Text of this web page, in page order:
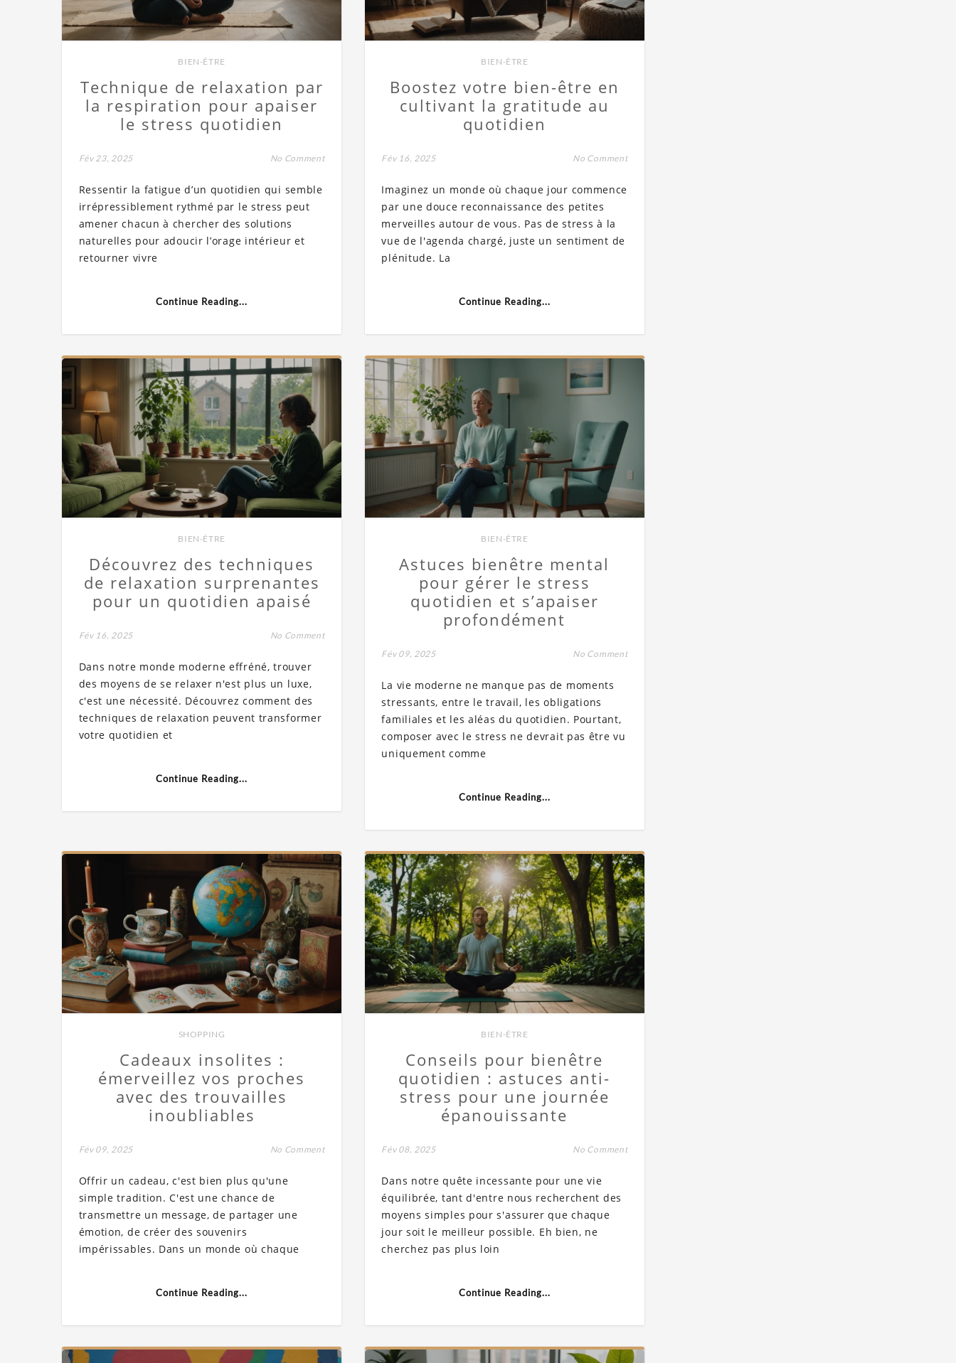
BIEN-ÊTRE
Technique de relaxation par
la respiration pour apaiser
le stress quotidien
Fév 23, 2025 No Comment
Ressentir la fatigue d’un quotidien qui semble
irrépressiblement rythmé par le stress peut
amener chacun à chercher des solutions
naturelles pour adoucir l’orage intérieur et
retourner vivre
Continue Reading...
BIEN-ÊTRE
Boostez votre bien-être en
cultivant la gratitude au
quotidien
Fév 16, 2025 No Comment
Imaginez un monde où chaque jour commence
par une douce reconnaissance des petites
merveilles autour de vous. Pas de stress à la
vue de l'agenda chargé, juste un sentiment de
plénitude. La
Continue Reading...
BIEN-ÊTRE
Découvrez des techniques
de relaxation surprenantes
pour un quotidien apaisé
Fév 16, 2025 No Comment
Dans notre monde moderne effréné, trouver
des moyens de se relaxer n'est plus un luxe,
c'est une nécessité. Découvrez comment des
techniques de relaxation peuvent transformer
votre quotidien et
Continue Reading...
BIEN-ÊTRE
Astuces bienêtre mental
pour gérer le stress
quotidien et s’apaiser
profondément
Fév 09, 2025 No Comment
La vie moderne ne manque pas de moments
stressants, entre le travail, les obligations
familiales et les aléas du quotidien. Pourtant,
composer avec le stress ne devrait pas être vu
uniquement comme
Continue Reading...
SHOPPING
Cadeaux insolites :
émerveillez vos proches
avec des trouvailles
inoubliables
Fév 09, 2025 No Comment
Offrir un cadeau, c'est bien plus qu'une
simple tradition. C'est une chance de
transmettre un message, de partager une
émotion, de créer des souvenirs
impérissables. Dans un monde où chaque
Continue Reading...
BIEN-ÊTRE
Conseils pour bienêtre
quotidien : astuces anti-
stress pour une journée
épanouissante
Fév 08, 2025 No Comment
Dans notre quête incessante pour une vie
équilibrée, tant d'entre nous recherchent des
moyens simples pour s'assurer que chaque
jour soit le meilleur possible. Eh bien, ne
cherchez pas plus loin
Continue Reading...